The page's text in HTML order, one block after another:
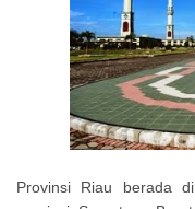
Provinsi Riau berada